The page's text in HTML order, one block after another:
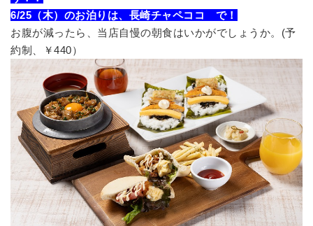
6/25（木）のお泊りは、長崎チャペココ で！
お腹が減ったら、当店自慢の朝食はいかがでしょうか。(予
約制、￥440）